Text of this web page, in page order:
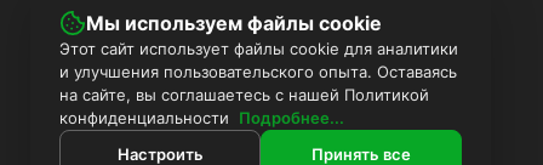
СЛУЖБА ПОДДЕРЖКИ
Связаться с нами
Карта сайта
Мы используем файлы cookie
Этот сайт использует файлы cookie для аналитики
и улучшения пользовательского опыта. Оставаясь
на сайте, вы соглашаетесь с нашей Политикой
конфиденциальности
Подробнее...
Настроить
Принять все